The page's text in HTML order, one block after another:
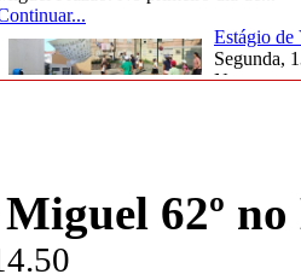
Estágio de
Segunda,
Na
Miguel 62º